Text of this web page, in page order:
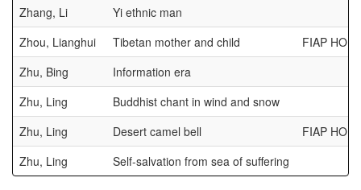
Zhang, Li
Yi ethnic man
Zhou, Lianghui
Tibetan mother and child
FIAP
Zhu, Bing
Information era
Zhu, Ling
Buddhist chant in wind and snow
Zhu, Ling
Desert camel bell
FIAP
Zhu, Ling
Self-salvation from sea of suffering